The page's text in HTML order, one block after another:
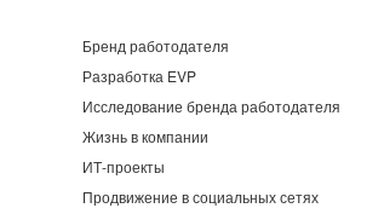
Бренд работодателя
Разработка EVP
Исследование бренда работодателя
Жизнь в компании
ИТ-проекты
Продвижение в социальных сетях